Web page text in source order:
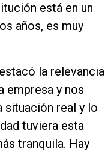
está en un
años, es muy
la relevancia
empresa y nos
situación real y lo
tuviera esta
tranquila. Hay